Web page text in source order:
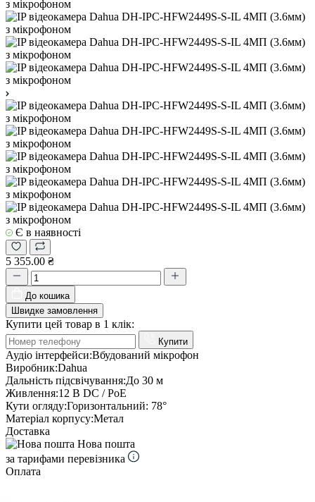
Є в наявності
5 355.00 ₴
До кошика
Швидке замовлення
Купити цей товар в 1 клік:
Купити
Аудіо інтерфейси:Вбудований мікрофон
Виробник:Dahua
Дальність підсвічування:До 30 м
Живлення:12 В DC / PoE
Кути огляду:Горизонтальний: 78°
Матеріал корпусу:Метал
Доставка
Нова пошта
за тарифами перевізника
Оплата